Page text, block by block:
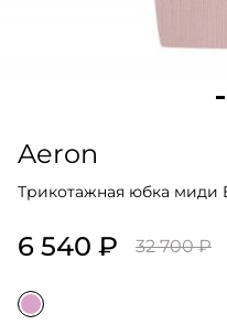
Aeron
Трикотажная юбка миди
6 540 ₽ 32 700 ₽